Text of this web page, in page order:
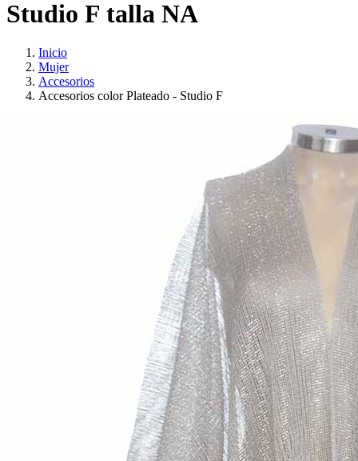
Studio F talla NA
Inicio
Mujer
Accesorios
Accesorios color Plateado - Studio F